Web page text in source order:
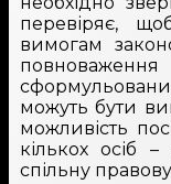
перевіряє,
вимогам
можуть бути
можливість
кількох осіб
спільну